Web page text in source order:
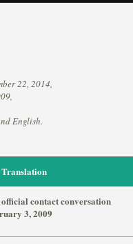
22, 2014,
English.
contact conversation
3, 2009